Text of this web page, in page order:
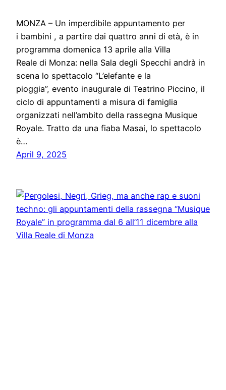
MONZA – Un imperdibile appuntamento per
i bambini , a partire dai quattro anni di età, è in
programma domenica 13 aprile alla Villa
Reale di Monza: nella Sala degli Specchi andrà in
scena lo spettacolo “L’elefante e la
pioggia”, evento inaugurale di Teatrino Piccino, il
ciclo di appuntamenti a misura di famiglia
organizzati nell’ambito della rassegna Musique
Royale. Tratto da una fiaba Masai, lo spettacolo
è…
April 9, 2025